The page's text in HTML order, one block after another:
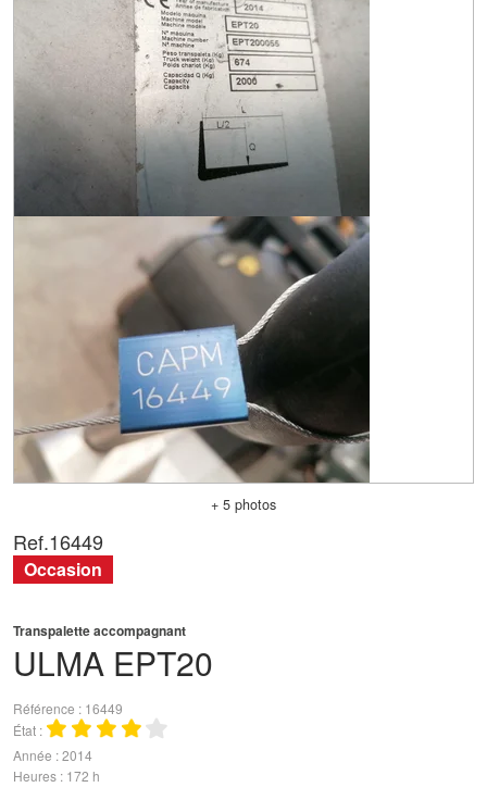
+ 5 photos
ULMA EPT20
Transpalette accompagnant
Référence
16449
État
Année 2014
Heures 172 h
Ref.16449
Occasion